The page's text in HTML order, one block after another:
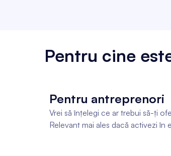
Pentru cine
Pentru antreprenori
Vrei să înțelegi ce ar trebui să-ți
Relevant mai ales dacă activezi